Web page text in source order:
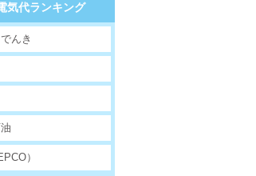
気代ランキング
んき
）